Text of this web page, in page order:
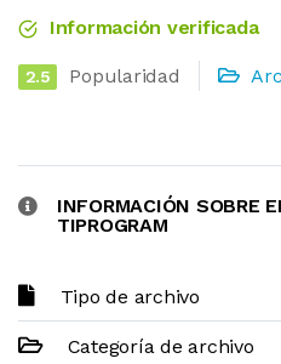
Información verificada
2.5 Popularidad
INFORMACIÓN SOBRE
TIPROGRAM
Tipo de archivo
Categoría de archivo